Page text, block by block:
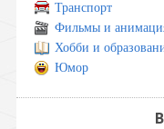
Транспорт
Фильмы и
Хобби и
Юмор